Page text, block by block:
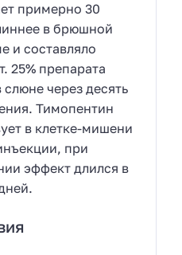
примерно 30
в брюшной
и составляло
25% препарата
через десять
Тимопентин
в клетке-мишени
при
эффект длился в